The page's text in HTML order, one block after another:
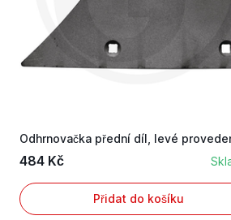
484 Kč
Přidat do košíku